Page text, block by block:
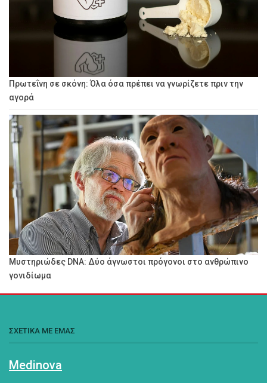
Πρωτεΐνη σε σκόνη: Όλα όσα πρέπει να γνωρίζετε πριν την
αγορά
Μυστηριώδες DNA: Δύο άγνωστοι πρόγονοι στο ανθρώπινο
γονιδίωμα
ΣΧΕΤΙΚΑ ΜΕ ΕΜΑΣ
Medinova